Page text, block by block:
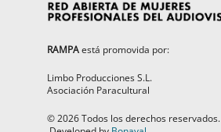
RAMPAestá promovida por:
Limbo Producciones S.L.
Asociación Paracultural
©2026Todos los derechos reservados.